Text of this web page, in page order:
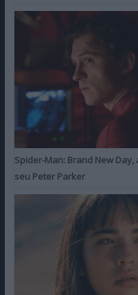
Spider-Man: Brand New
seu Peter Parker